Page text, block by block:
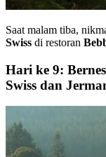
Saat malam tiba,
Swiss di restoran
Hari ke 9:
Swiss dan